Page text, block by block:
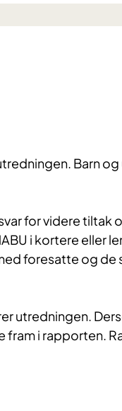
Barn
for videre tiltak
i kortere eller
foresatte og de
utredningen.
i rapporten.